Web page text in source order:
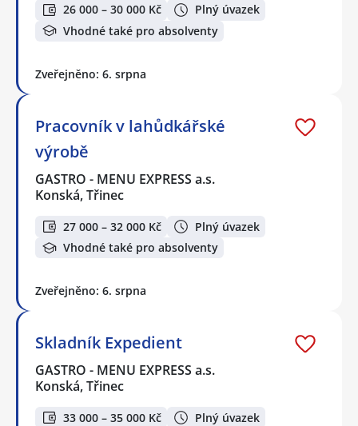
26 000 – 30 000 Kč
Plný úvazek
Vhodné také pro absolventy
Zveřejněno: 6. srpna
Pracovník v lahůdkářské
výrobě
GASTRO - MENU EXPRESS a.s.
Konská, Třinec
27 000 – 32 000 Kč
Plný úvazek
Vhodné také pro absolventy
Zveřejněno: 6. srpna
Skladník Expedient
GASTRO - MENU EXPRESS a.s.
Konská, Třinec
33 000 – 35 000 Kč Plný úvazek